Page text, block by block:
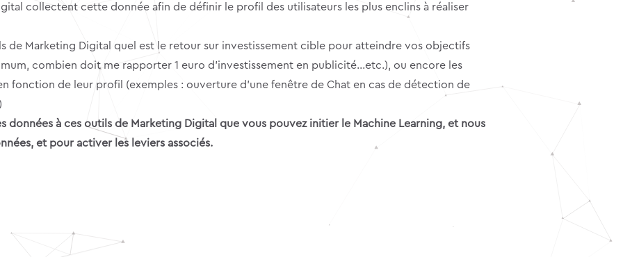
collectent cette donnée afin de définir le profil des utilisateurs les plus enclins à réaliser
de Marketing Digital quel est le retour sur investissement cible pour atteindre vos objectifs
combien doit me rapporter 1 euro d’investissement en publicité…etc.), ou encore les
fonction de leur profil (exemples : ouverture d’une fenêtre de Chat en cas de détection de
données à ces outils de Marketing Digital que vous pouvez initier le Machine Learning, et nous
et pour activer les leviers associés.